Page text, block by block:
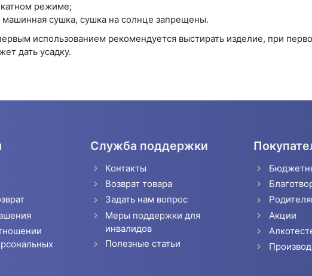
режиме;
машинная сушка, сушка на солнце запрещены.
использованием рекомендуется выстирать изделие, при
дать усадку.
Служба поддержки
Контакты
Возврат товара
Задать нам вопрос
Меры поддержки для
инвалидов
Полезные статьи
Акции